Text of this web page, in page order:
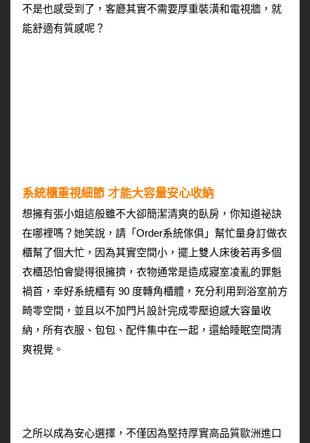
不是也感受到了，客廳其實不需要厚重裝潢和電視牆，就
能舒適有質感呢？
系統櫃重視細節 才能大容量安心收納
想擁有張小姐這般雖不大卻簡潔清爽的臥房，你知道祕訣
在哪裡嗎？她笑說，請「Order系統傢俱」幫忙量身訂做衣
櫃幫了個大忙，因為其實空間小，擺上雙人床後若再多個
衣櫃恐怕會變得很擁擠，衣物通常是造成寢室凌亂的罪魁
禍首，幸好系統櫃有 90 度轉角櫃體，充分利用到浴室前方
畸零空間，並且以不加門片設計完成零壓迫感大容量收
納，所有衣服、包包、配件集中在一起，還給睡眠空間清
爽視覺。
之所以成為安心選擇，不僅因為堅持厚實高品質歐洲進口